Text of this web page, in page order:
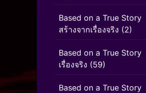
Based on a True Story
สร้างจากเรื่องจริง (2)
Based on a True Story
เรื่องจริง (59)
Based on a True Story